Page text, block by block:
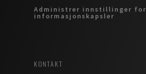
Administrer innstillinger for
informasjonskapsler
KONTAKT